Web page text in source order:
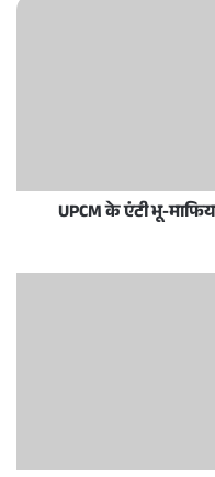
UPCM के एंटी भू-